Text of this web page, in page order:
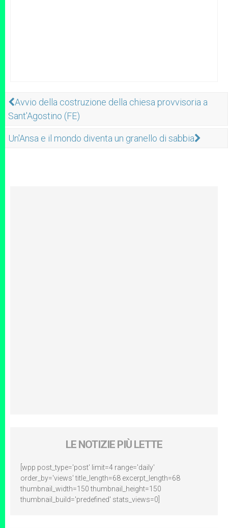
Avvio della costruzione della chiesa provvisoria a
Sant'Agostino (FE)
Un'Ansa e il mondo diventa un granello di sabbia
LE NOTIZIE PIÙ LETTE
[wpp post_type='post' limit=4 range='daily'
order_by='views' title_length=68 excerpt_length=68
thumbnail_width=150 thumbnail_height=150
thumbnail_build='predefined' stats_views=0]